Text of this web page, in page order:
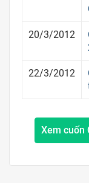
20/3/2012
22/3/2012
Xem cuốn